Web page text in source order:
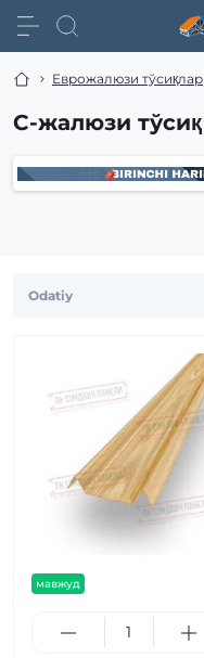
Еврожалюзи тўсиқлар
С-жалюзи тўсиқ
мавжуд